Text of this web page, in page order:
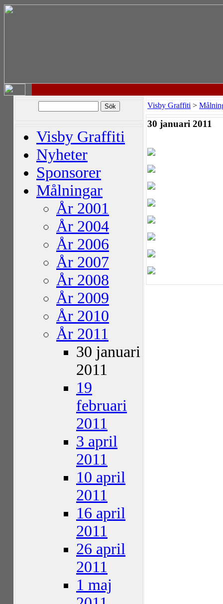
Visby Graffiti
Nyheter
Sponsorer
Målningar
År 2001
År 2004
År 2006
År 2007
År 2008
År 2009
År 2010
År 2011
30 januari
2011
19
februari
2011
3 april
2011
10 april
2011
16 april
2011
26 april
2011
1 maj
Visby Graffiti >
30 januari 2011